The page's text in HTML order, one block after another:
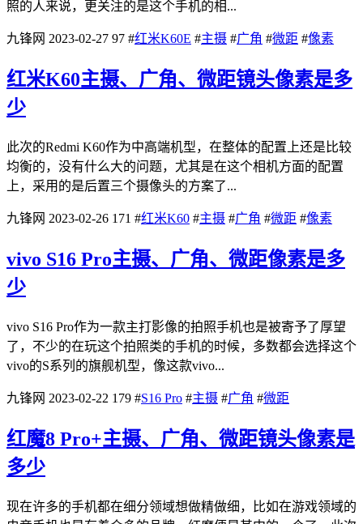
照的人来说，更关注的是这个手机的相...
九锋网 2023-02-27 97 #红米K60E #主摄 #广角 #微距 #像素
红米K60主摄、广角、微距镜头像素是多
少
此次的Redmi K60作为中高端机型，在整体的配置上还是比较
均衡的，没有什么大的问题，尤其是在这个相机方面的配置
上，采用的是后置三个摄像头的方案了...
九锋网 2023-02-26 171 #红米K60 #主摄 #广角 #微距 #像素
vivo S16 Pro主摄、广角、微距像素是多
少
vivo S16 Pro作为一款主打影像的拍照手机也是被寄予了厚望
了，不少的在玩这个拍照类的手机的时候，多数都会选择这个
vivo的S系列的旗舰机型，像这款vivo...
九锋网 2023-02-22 179 #S16 Pro #主摄 #广角 #微距
红魔8 Pro+主摄、广角、微距镜头像素是
多少
现在许多的手机都在细分领域想做精做细，比如在游戏领域的